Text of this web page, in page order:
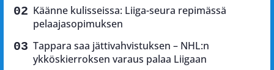
Käänne kulisseissa: Liiga-seura repimässä
pelaajasopimuksen
Tappara saa jättivahvistuksen – NHL:n
ykköskierroksen varaus palaa Liigaan